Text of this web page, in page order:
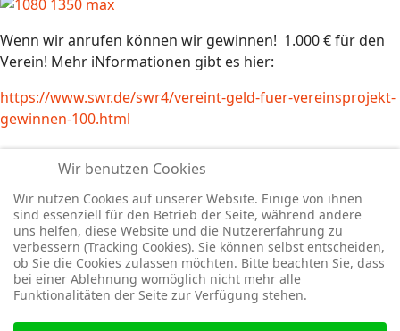
Wenn wir anrufen können wir gewinnen! 1.000 € für den
Verein! Mehr iNformationen gibt es hier:
https://www.swr.de/swr4/vereint-geld-fuer-vereinsprojekt-
gewinnen-100.html
Vorheriger Beitrag: Protokoll der 54. Ordentlichen
Zurück
Wir benutzen Cookies
Wir nutzen Cookies auf unserer Website. Einige von ihnen
sind essenziell für den Betrieb der Seite, während andere
uns helfen, diese Website und die Nutzererfahrung zu
verbessern (Tracking Cookies). Sie können selbst entscheiden,
ob Sie die Cookies zulassen möchten. Bitte beachten Sie, dass
bei einer Ablehnung womöglich nicht mehr alle
Funktionalitäten der Seite zur Verfügung stehen.